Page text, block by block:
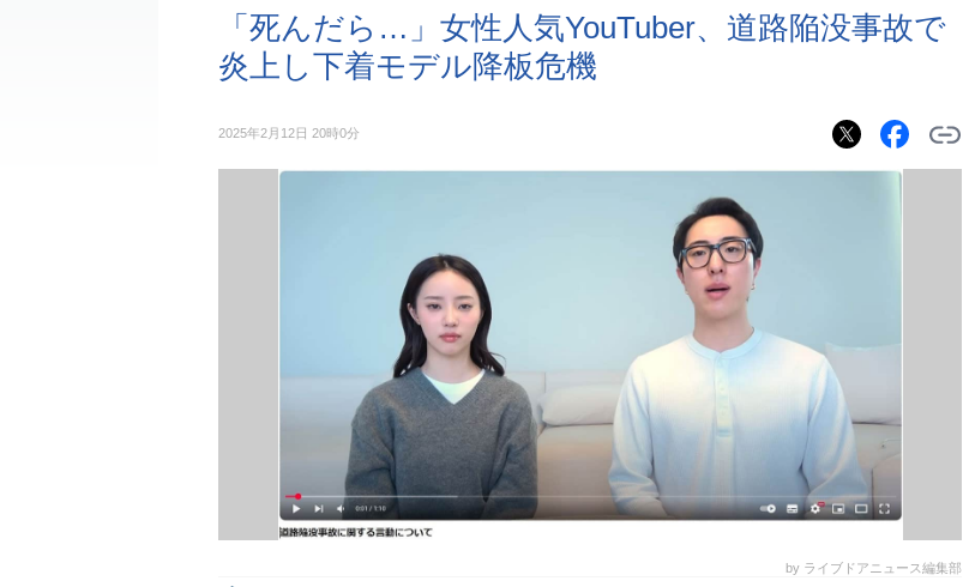
「死んだら…」女性人気YouTuber、道路陥没事故で
炎上し下着モデル降板危機
2025年2月12日 20時0分
by ライブドアニュース編集部